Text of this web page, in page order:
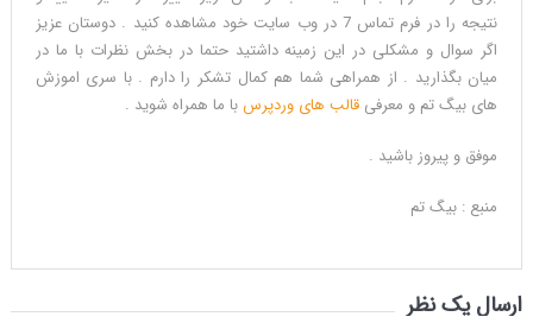
نتیجه را در فرم تماس 7 در وب سایت خود مشاهده کنید . دوستان عزیز
اگر سوال و مشکلی در این زمینه داشتید حتما در بخش نظرات با ما در
میان بگذارید . از همراهی شما هم کمال تشکر را دارم . با سری اموزش
های بیگ تم و معرفی قالب های وردپرسبا ما همراه شوید .
موفق و پیروز باشید .
منبع : بیگ تم
ارسال یک نظر